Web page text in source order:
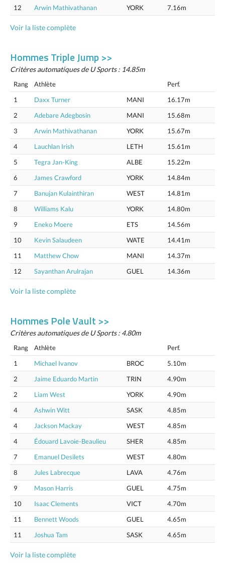
12 Arwin Mathivathanan YORK 7.16m
Voir la liste complète
Hommes Triple Jump >>
Critères automatiques de U Sports : 14.85m
Rang Athlète
Perf.
1
Daxx Turner MANI
16.17m
2
Adebare Adegbosin MANI
15.68m
3
Arwin Mathivathanan YORK
15.67m
4
Lauchlan Irish LETH
15.61m
5
Tegra Jan-King ALBE
15.22m
6
James Crawford YORK
14.84m
7
Banujan Kulainthiran WEST
14.81m
8
Williams Kalu YORK
14.80m
9
Eneko Moere ETS
14.56m
10
Kevin Salaudeen WATE
14.41m
11
Matthew Chow MANI
14.37m
12
Sayanthan Arulrajan GUEL 14.36m
Voir la liste complète
Hommes Pole Vault >>
Critères automatiques de U Sports : 4.80m
Rang Athlète
Perf.
1
Michael Ivanov BROC
5.10m
2
Jaime Eduardo Martin TRIN
4.90m
2
Liam West YORK
4.90m
4
Ashwin Witt SASK
4.85m
4
Jackson Mackay WEST
4.85m
4
Édouard Lavoie-Beaulieu SHER
4.85m
7
Emanuel Desilets WEST
4.80m
8
Jules Labrecque LAVA
4.76m
9
Mason Harris GUEL
4.75m
10
Isaac Clements VICT
4.70m
11
Bennett Woods GUEL
4.65m
11
Joshua Tam SASK 4.65m
Voir la liste complète